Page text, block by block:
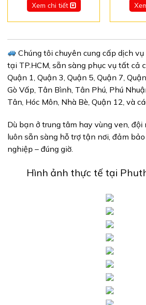
Xem chi tiết
Chúng tôi chuyên cung cấp dịch
tại TP.HCM, sẵn sàng phục vụ tất cả
Quận 1, Quận 3, Quận 5, Quận 7,
Gò Vấp, Tân Bình, Tân Phú, Phú
Tân, Hóc Môn, Nhà Bè, Quận 12, và
Dù bạn ở trung tâm hay vùng ven, đội
luôn sẵn sàng hỗ trợ tận nơi, đảm
nghiệp – đúng giờ.
Hình ảnh thực tế tại